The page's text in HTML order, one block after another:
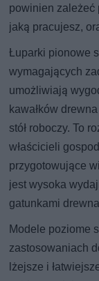
powinien zależeć
jaką pracujesz,
Łuparki pionowe
wymagających
umożliwiają
kawałków
stół roboczy. To
właścicieli
przygotowujące
jest wysoka
gatunkami
Modele poziome
zastosowaniach
lżejsze i